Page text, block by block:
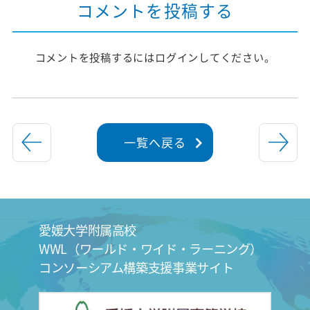
コメントを投稿する
コメントを投稿するにはログイン してください。
一覧へ戻る
愛媛大学附属高校
WWL（ワールド・ワイド・ラーニング）
コンソーシアム構築支援事業サイト